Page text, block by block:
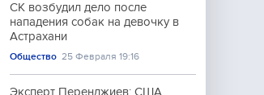
СК возбудил дело после
нападения собак на девочку в
Астрахани
Общество 25 Февраля 19:16
Эксперт Перенджиев: США